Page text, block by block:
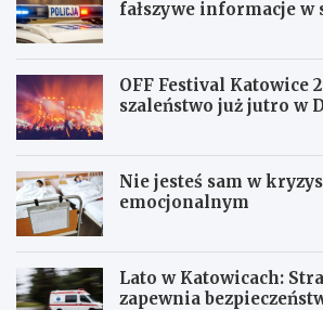
fałszywe informacje w
OFF Festival Katowice
szaleństwo już jutro w
Nie jesteś sam w
emocjonalnym
Lato w Katowicach:
zapewnia